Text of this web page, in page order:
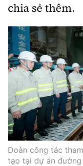
chia sẻ thêm.
Đoàn công tác
tạo tại dự án đường